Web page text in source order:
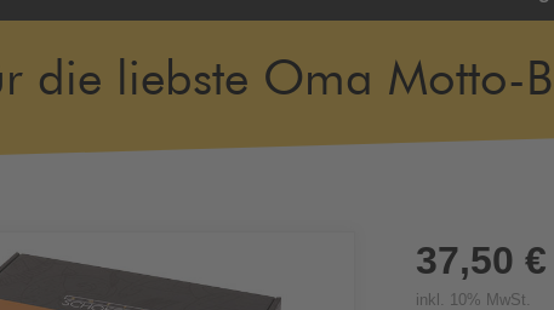
die liebste Oma Motto-
37,50 €
inkl. 10% MwSt.